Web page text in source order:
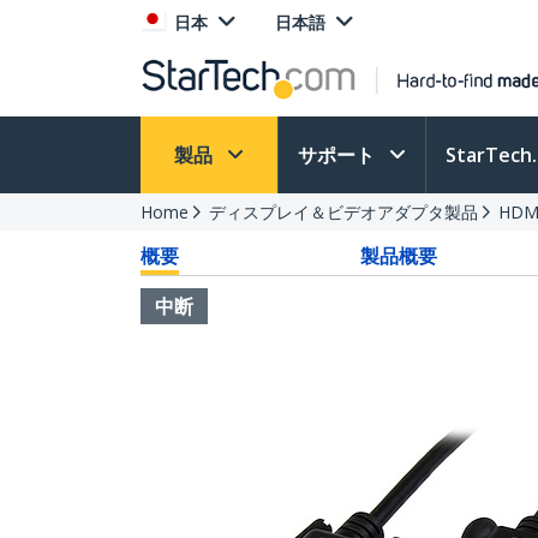
日本 日本語
製品 サポート
Home ディスプレイ＆ビデオアダプタ製品
概要
製品概要
中断